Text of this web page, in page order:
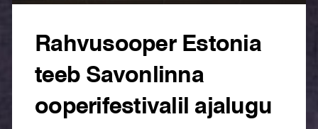
Rahvusooper Estonia
teeb Savonlinna
ooperifestivalil ajalugu